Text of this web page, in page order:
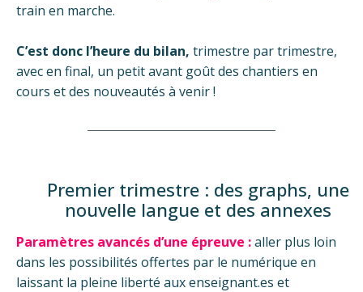
train en marche.
C’est donc l’heure du bilan, trimestre par trimestre,
avec en final, un petit avant goût des chantiers en
cours et des nouveautés à venir !
Premier trimestre : des graphs, une
nouvelle langue et des annexes
Paramètres avancés d’une épreuve :aller plus loin
dans les possibilités offertes par le numérique en
laissant la pleine liberté aux enseignant.es et